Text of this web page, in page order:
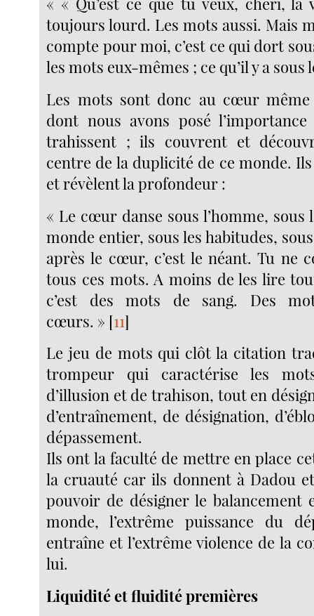
toujours lourd. Les mots aussi. Mais
compte pour moi, c’est ce qui dort
les mots eux-mêmes ; ce qu’il y a sous
Les mots sont donc au cœur
dont nous avons posé
trahissent ; ils couvrent et
centre de la duplicité de ce monde.
et révèlent la profondeur :
« Le cœur danse sous l’homme, sous
monde entier, sous les habitudes,
après le cœur, c’est le néant. Tu ne
tous ces mots. A moins de les lire
c’est des mots de sang. Des
cœurs. » [11]
Le jeu de mots qui clôt la citation
trompeur qui caractérise les
d’illusion et de trahison, tout en
d’entraînement, de désignation,
dépassement.
Ils ont la faculté de mettre en place
la cruauté car ils donnent à Dadou
pouvoir de désigner le balancement
monde, l’extrême puissance du
entraîne et l’extrême violence de la
lui.
Liquidité et fluidité premières